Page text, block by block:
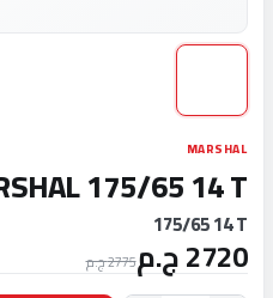
MARSHAL
175/65 14 T
175/65 14 T
2720 ج.م 2775 ج.م